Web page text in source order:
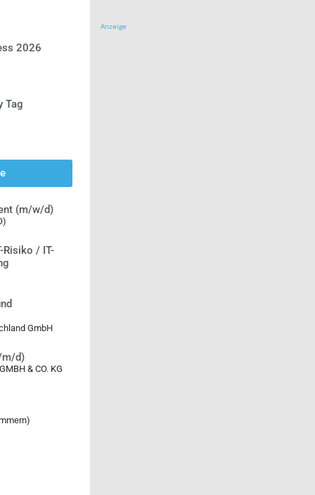
2026
Tag
(m/w/d)
Risiko / IT-
GmbH
m/d)
& CO. KG
Anzeige